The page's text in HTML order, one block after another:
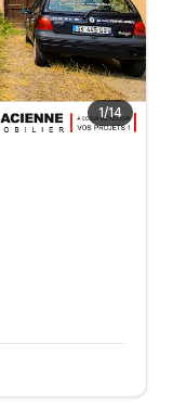
1/14